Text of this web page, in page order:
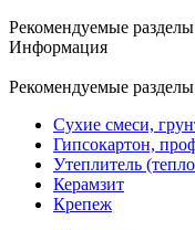
Рекомендуемые разделы
Информация
Рекомендуемые разделы
Сухие смеси,
Гипсокартон,
Утеплитель
Керамзит
Крепеж